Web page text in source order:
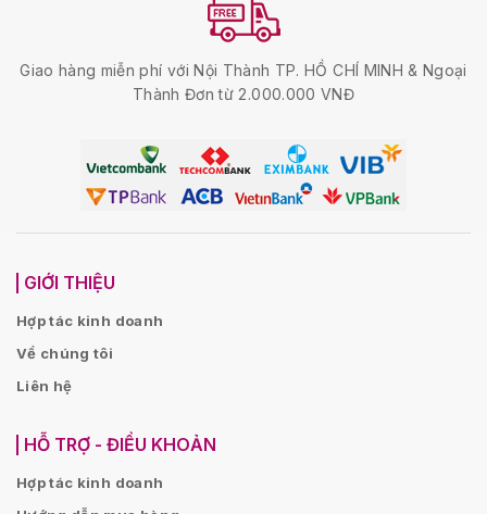
Giao hàng miễn phí với Nội Thành TP. HỒ CHÍ MINH & Ngoại
Thành Đơn từ 2.000.000 VNĐ
GIỚI THIỆU
Hợp tác kinh doanh
Về chúng tôi
Liên hệ
HỖ TRỢ - ĐIỀU KHOẢN
Hợp tác kinh doanh